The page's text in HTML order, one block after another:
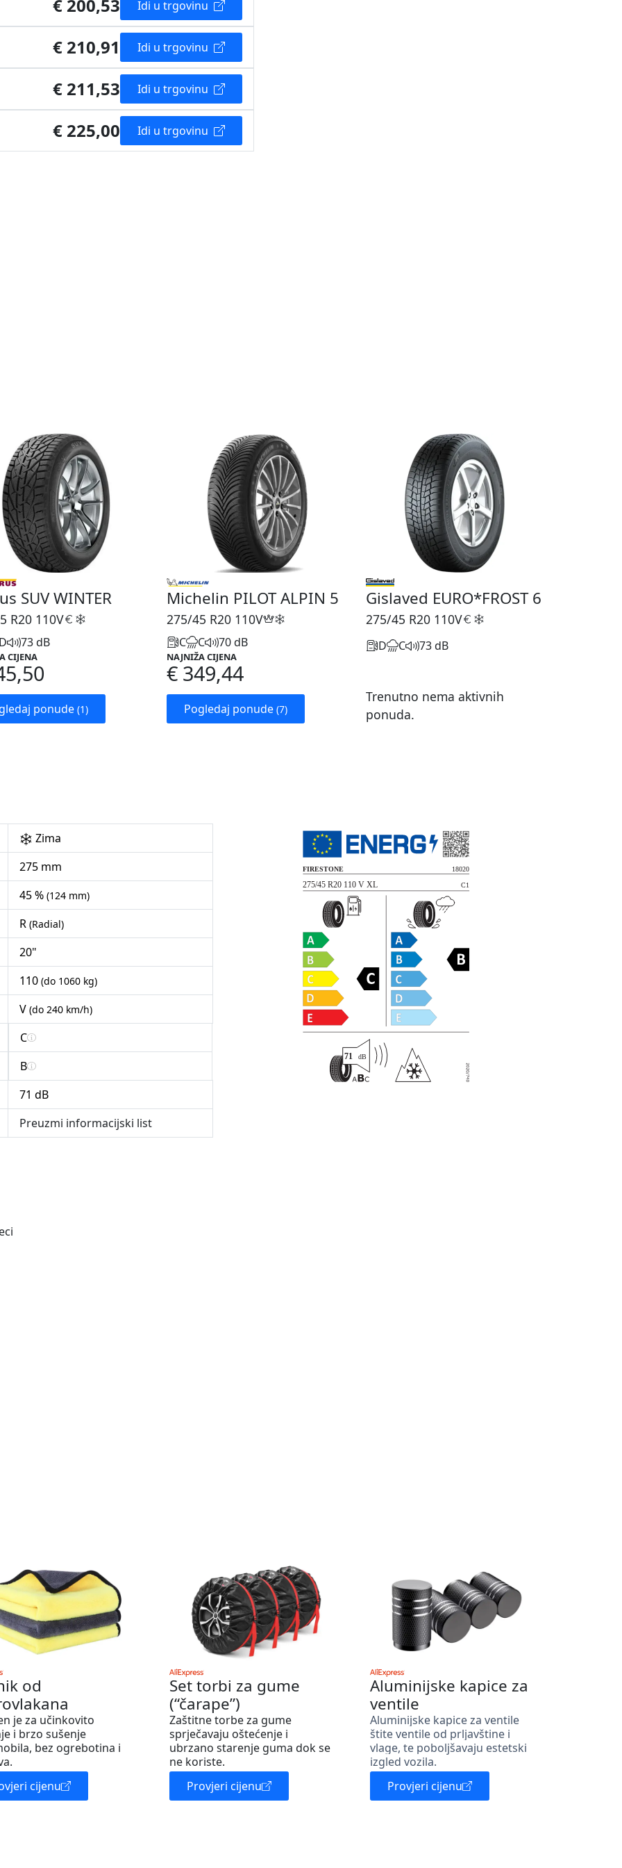
€ 200,53 Idi u trgovinu
€ 210,91 Idi u trgovinu
€ 211,53 Idi u trgovinu
€ 225,00 Idi u trgovinu
SUV WINTER
R20 110V
73 dB
CIJENA
ponude (1)
Michelin PILOT ALPIN 5
275/45 R20 110V
C C 70 dB
NAJNIŽA CIJENA
€ 349,44
Pogledaj ponude (7)
Gislaved EURO*FROST 6
275/45 R20 110V
D C 73 dB
Trenutno nema aktivnih
ponuda.
Zima
275 mm
45 % (124 mm)
R (Radial)
20"
110 (do 1060 kg)
V (do 240 km/h)
C
B
71 dB
Preuzmi informacijski list
od
je za učinkovito
i brzo sušenje
bez ogrebotina i
cijenu
Set torbi za gume
(“čarape”)
Zaštitne torbe za gume
sprječavaju oštećenje i
ubrzano starenje guma dok se
ne koriste.
Provjeri cijenu
Aluminijske kapice za
ventile
Aluminijske kapice za ventile
štite ventile od prljavštine i
vlage, te poboljšavaju estetski
izgled vozila.
Provjeri cijenu